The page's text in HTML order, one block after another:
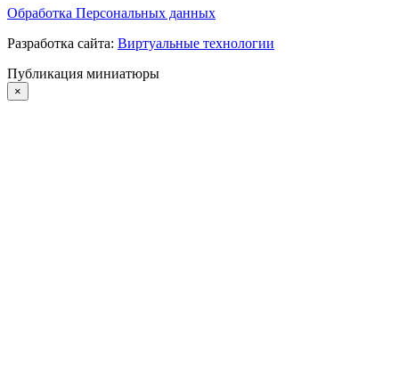
Обработка Персональных данных
Разработка сайта: Виртуальные технологии
Публикация миниатюры
×